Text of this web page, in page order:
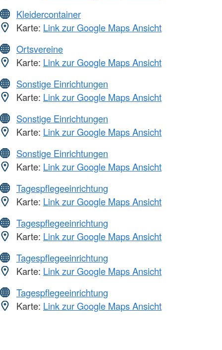
Kleidercontainer
Karte: Link zur Google Maps Ansicht
Ortsvereine
Karte: Link zur Google Maps Ansicht
Sonstige Einrichtungen
Karte: Link zur Google Maps Ansicht
Sonstige Einrichtungen
Karte: Link zur Google Maps Ansicht
Sonstige Einrichtungen
Karte: Link zur Google Maps Ansicht
Tagespflegeeinrichtung
Karte: Link zur Google Maps Ansicht
Tagespflegeeinrichtung
Karte: Link zur Google Maps Ansicht
Tagespflegeeinrichtung
Karte: Link zur Google Maps Ansicht
Tagespflegeeinrichtung
Karte: Link zur Google Maps Ansicht